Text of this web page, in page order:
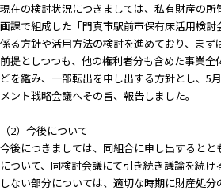
現在の検討状況につきましては、私有財産の
画課で組成した「門真市駅前市保有床活用検
係る方針や活用方法の検討を進めており、まず
前提としつつも、他の権利者分も含めた事業
どを鑑み、一部転出を申し出する方針とし、5
メント戦略会議へその旨、報告しました。
（2）今後について
今後につきましては、同組合に申し出すると
について、同検討会議にて引き続き議論を続
しない部分については、適切な時期に財産処分